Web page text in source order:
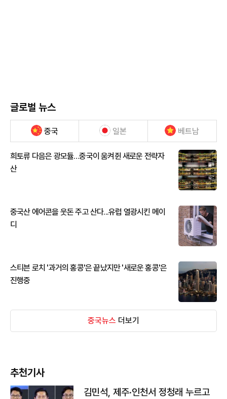
글로벌 뉴스
중국 일본 베트남
희토류 다음은 광모듈…중국이 움켜쥔 새로운 전략자
산
중국산 에어콘을 웃돈 주고 산다...유럽 열광시킨 메이
디
스티븐 로치 '과거의 홍콩'은 끝났지만 '새로운 홍콩'은
진행중
중국뉴스 더보기
추천기사
김민석, 제주·인천서 정청래 누르고